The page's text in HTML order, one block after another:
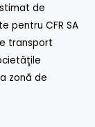
de
pentru CFR SA
transport
zonă de